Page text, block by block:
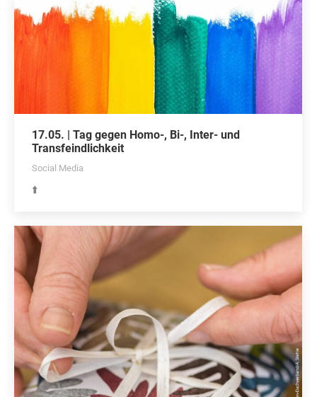
17.05. | Tag gegen Homo-, Bi-, Inter- und
Transfeindlichkeit
Social Media
⬆️